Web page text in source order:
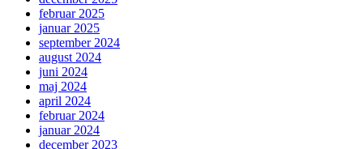
februar 2025
januar 2025
september 2024
august 2024
juni 2024
maj 2024
april 2024
februar 2024
januar 2024
december 2023